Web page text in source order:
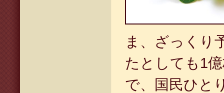
ま、ざっくり
たとしても 1
で、国民ひと